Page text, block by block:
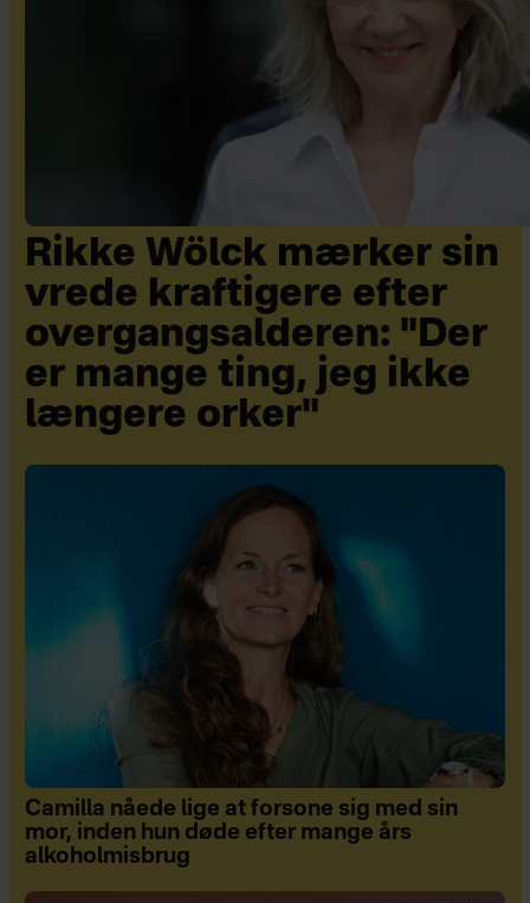
Rikke Wölck mærker sin
vrede kraftigere efter
overgangsalderen: "Der
er mange ting, jeg ikke
længere orker"
Camilla nåede lige at forsone sig med sin
mor, inden hun døde efter mange års
alkoholmisbrug